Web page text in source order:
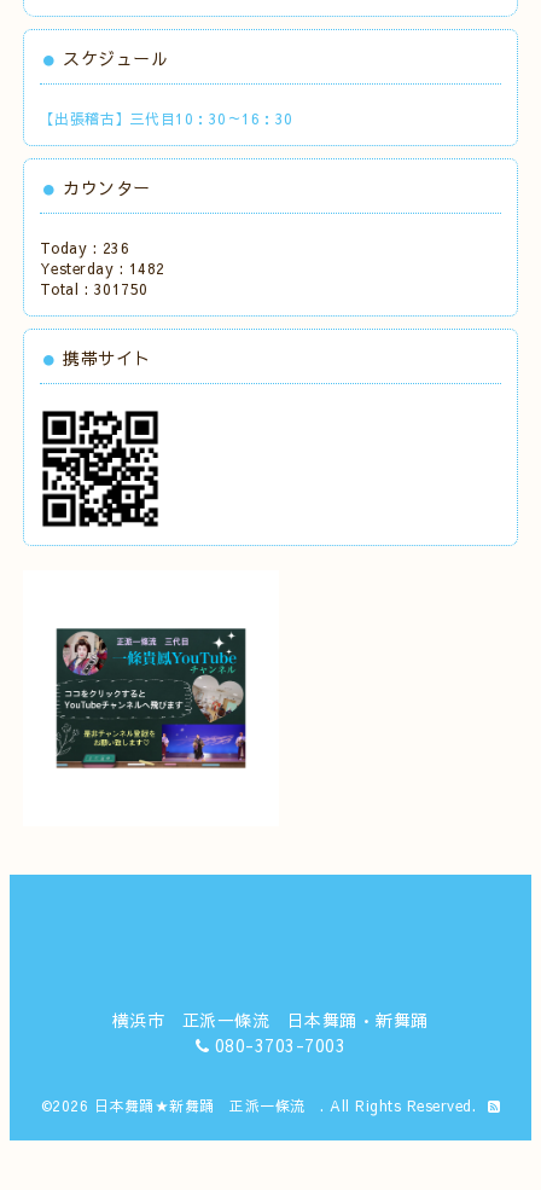
スケジュール
【出張稽古】三代目10：30～16：30
カウンター
Today : 236
Yesterday : 1482
Total : 301750
携帯サイト
横浜市 正派一條流 日本舞踊•新舞踊
080-3703-7003
©2026 日本舞踊★新舞踊 正派一條流. All Rights Reserved.